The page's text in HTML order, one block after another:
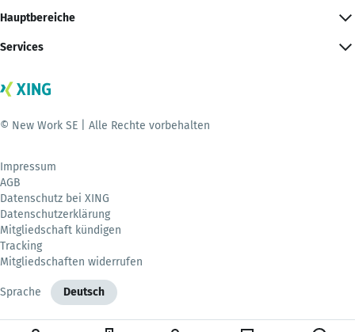
Hauptbereiche
Services
© New Work SE | Alle Rechte vorbehalten
Impressum
AGB
Datenschutz bei XING
Datenschutzerklärung
Mitgliedschaft kündigen
Tracking
Mitgliedschaften widerrufen
Sprache Deutsch